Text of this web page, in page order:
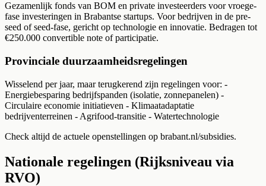
Gezamenlijk fonds van BOM en private investeerders voor vroege-
fase investeringen in Brabantse startups. Voor bedrijven in de pre-
seed of seed-fase, gericht op technologie en innovatie. Bedragen tot
€250.000 convertible note of participatie.
Provinciale duurzaamheidsregelingen
Wisselend per jaar, maar terugkerend zijn regelingen voor: -
Energiebesparing bedrijfspanden (isolatie, zonnepanelen) -
Circulaire economie initiatieven - Klimaatadaptatie
bedrijventerreinen - Agrifood-transitie - Watertechnologie
Check altijd de actuele openstellingen op brabant.nl/subsidies.
Nationale regelingen (Rijksniveau via
RVO)